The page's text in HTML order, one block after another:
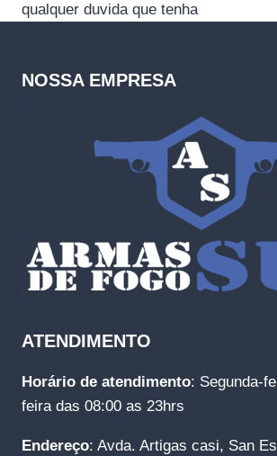
qualquer duvida que tenha
NOSSA EMPRESA
ATENDIMENTO
Horário de atendimento: Segunda-
feira das 08:00 as 23hrs
Endereço: Avda. Artigas casi, San